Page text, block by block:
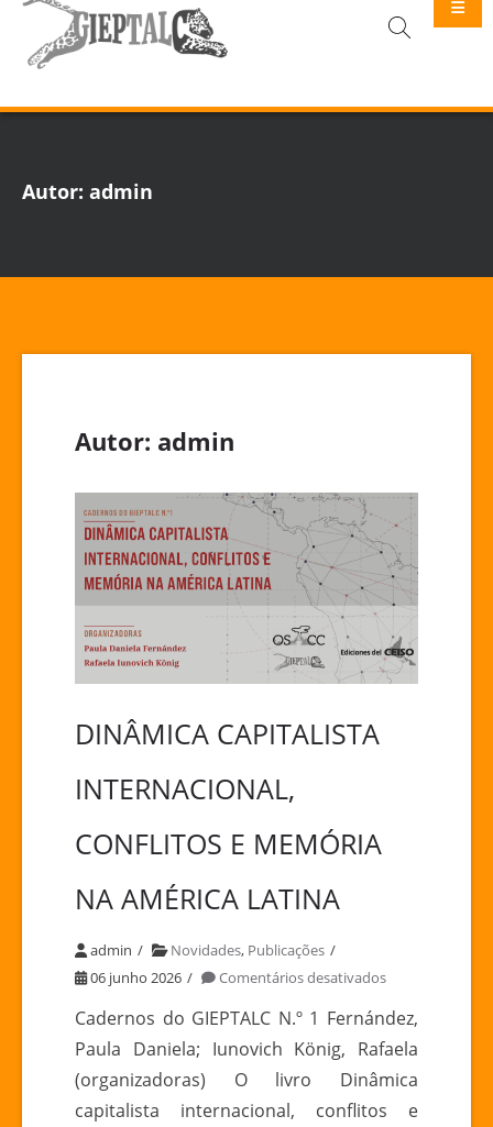
GIEPTALC
Autor: admin
Autor: admin
DINÂMICA CAPITALISTA
INTERNACIONAL,
CONFLITOS E MEMÓRIA
NA AMÉRICA LATINA
admin Novidades, Publicações
06 junho 2026
Comentários desativadosem
CAPITALISTA
CONFLITOS
E
Cadernos do GIEPTALC N.º 1 Fernández,
Paula Daniela; Iunovich König, Rafaela
(organizadoras) O livro Dinâmica
capitalista internacional, conflitos e